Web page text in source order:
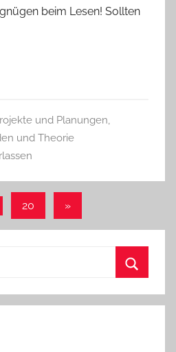
beim Lesen! Sollten
und Planungen,
und Theorie
20
Nächste
»